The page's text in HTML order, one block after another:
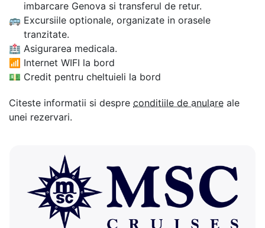
imbarcare Genova si transferul de retur.
🚌 Excursiile optionale, organizate in orasele
tranzitate.
🏥 Asigurarea medicala.
📶 Internet WIFI la bord
💵 Credit pentru cheltuieli la bord
Citeste informatii si despre conditiile de anulare ale
unei rezervari.